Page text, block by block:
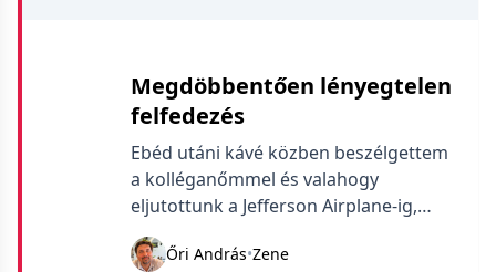
Megdöbbentően lényegtelen
felfedezés
Ebéd utáni kávé közben beszélgettem
a kolléganőmmel és valahogy
eljutottunk a Jefferson Airplane-ig,
szóval most a melóhoz betoltam a
lejátszóba a Surrealistic Pillow
Őri András•Zene